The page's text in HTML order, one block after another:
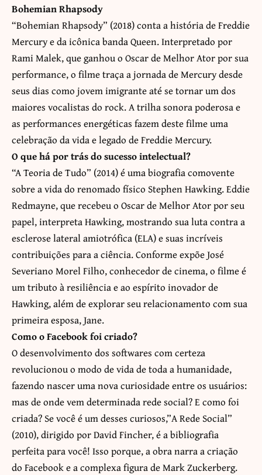
Bohemian Rhapsody
“Bohemian Rhapsody” (2018) conta a história de Freddie
Mercury e da icônica banda Queen. Interpretado por
Rami Malek, que ganhou o Oscar de Melhor Ator por sua
performance, o filme traça a jornada de Mercury desde
seus dias como jovem imigrante até se tornar um dos
maiores vocalistas do rock. A trilha sonora poderosa e
as performances energéticas fazem deste filme uma
celebração da vida e legado de Freddie Mercury.
O que há por trás do sucesso intelectual?
“A Teoria de Tudo” (2014) é uma biografia comovente
sobre a vida do renomado físico Stephen Hawking. Eddie
Redmayne, que recebeu o Oscar de Melhor Ator por seu
papel, interpreta Hawking, mostrando sua luta contra a
esclerose lateral amiotrófica (ELA) e suas incríveis
contribuições para a ciência. Conforme expõe José
Severiano Morel Filho, conhecedor de cinema, o filme é
um tributo à resiliência e ao espírito inovador de
Hawking, além de explorar seu relacionamento com sua
primeira esposa, Jane.
Como o Facebook foi criado?
O desenvolvimento dos softwares com certeza
revolucionou o modo de vida de toda a humanidade,
fazendo nascer uma nova curiosidade entre os usuários:
mas de onde vem determinada rede social? E como foi
criada? Se você é um desses curiosos,”A Rede Social”
(2010), dirigido por David Fincher, é a bibliografia
perfeita para você! Isso porque, a obra narra a criação
do Facebook e a complexa figura de Mark Zuckerberg.